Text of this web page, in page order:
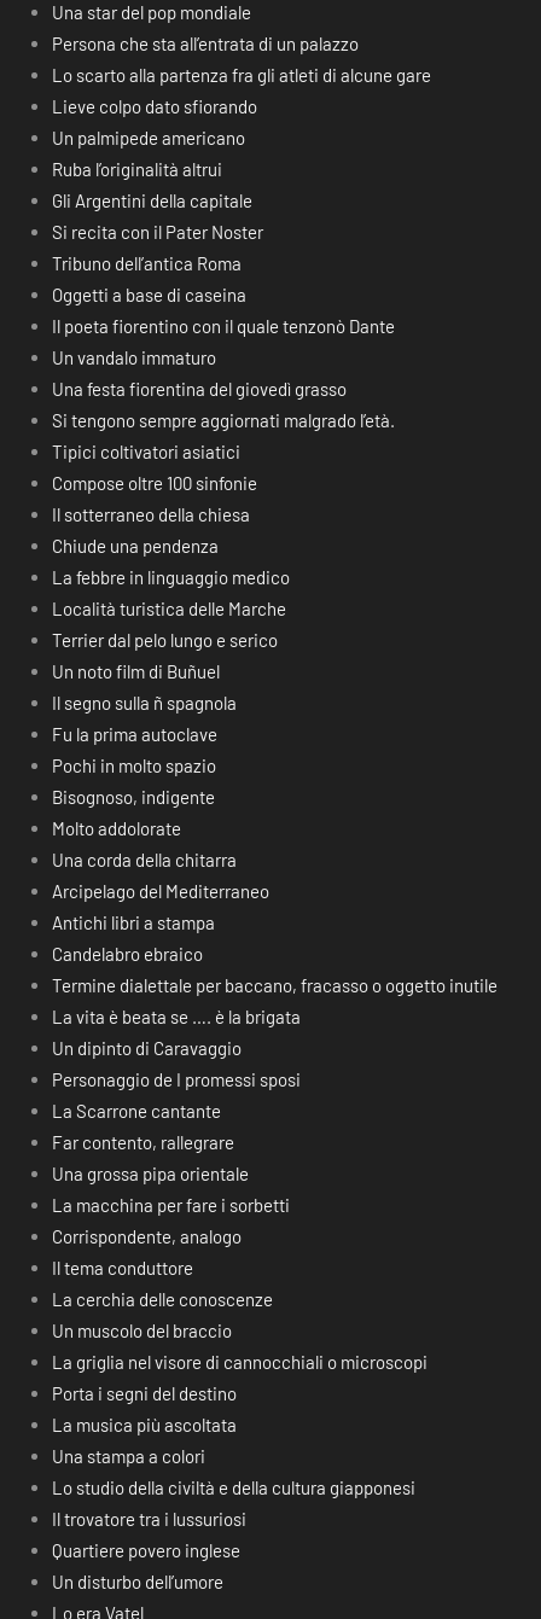
Una star del pop mondiale
Persona che sta all’entrata di un palazzo
Lo scarto alla partenza fra gli atleti di alcune gare
Lieve colpo dato sfiorando
Un palmipede americano
Ruba l’originalità altrui
Gli Argentini della capitale
Si recita con il Pater Noster
Tribuno dell’antica Roma
Oggetti a base di caseina
Il poeta fiorentino con il quale tenzonò Dante
Un vandalo immaturo
Una festa fiorentina del giovedì grasso
Si tengono sempre aggiornati malgrado l’età.
Tipici coltivatori asiatici
Compose oltre 100 sinfonie
Il sotterraneo della chiesa
Chiude una pendenza
La febbre in linguaggio medico
Località turistica delle Marche
Terrier dal pelo lungo e serico
Un noto film di Buñuel
Il segno sulla ñ spagnola
Fu la prima autoclave
Pochi in molto spazio
Bisognoso, indigente
Molto addolorate
Una corda della chitarra
Arcipelago del Mediterraneo
Antichi libri a stampa
Candelabro ebraico
Termine dialettale per baccano, fracasso o oggetto inutile
La vita è beata se …. è la brigata
Un dipinto di Caravaggio
Personaggio de I promessi sposi
La Scarrone cantante
Far contento, rallegrare
Una grossa pipa orientale
La macchina per fare i sorbetti
Corrispondente, analogo
Il tema conduttore
La cerchia delle conoscenze
Un muscolo del braccio
La griglia nel visore di cannocchiali o microscopi
Porta i segni del destino
La musica più ascoltata
Una stampa a colori
Lo studio della civiltà e della cultura giapponesi
Il trovatore tra i lussuriosi
Quartiere povero inglese
Un disturbo dell’umore
Lo era Vatel